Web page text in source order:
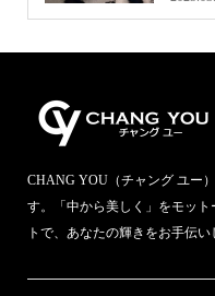
CHANG YOU（チャング ユー
す。「中から美しく」をモッ
トで、あなたの輝きをお手伝い